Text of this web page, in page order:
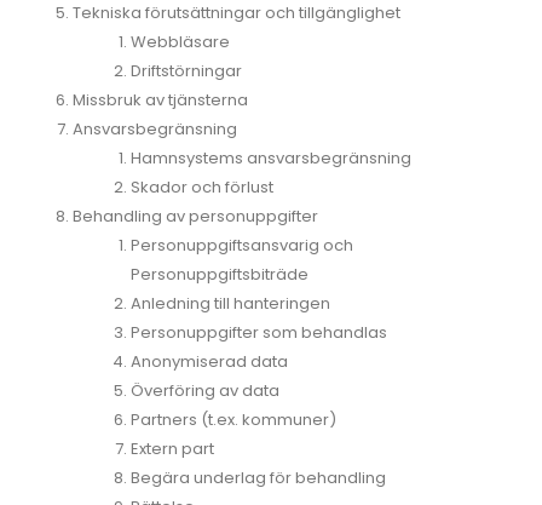
Tekniska förutsättningar och tillgänglighet
Webbläsare
Driftstörningar
Missbruk av tjänsterna
Ansvarsbegränsning
Hamnsystems ansvarsbegränsning
Skador och förlust
Behandling av personuppgifter
Personuppgiftsansvarig och
Personuppgiftsbiträde
Anledning till hanteringen
Personuppgifter som behandlas
Anonymiserad data
Överföring av data
Partners (t.ex. kommuner)
Extern part
Begära underlag för behandling